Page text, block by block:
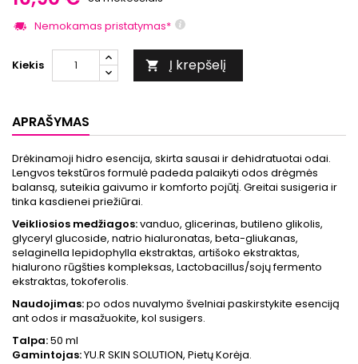
Nemokamas pristatymas*
Kiekis  Į krepšelį
APRAŠYMAS
Drėkinamoji hidro esencija, skirta sausai ir dehidratuotai odai.
Lengvos tekstūros formulė padeda palaikyti odos drėgmės
balansą, suteikia gaivumo ir komforto pojūtį. Greitai susigeria ir
tinka kasdienei priežiūrai.
Veikliosios medžiagos:vanduo, glicerinas, butileno glikolis,
glyceryl glucoside, natrio hialuronatas, beta-gliukanas,
selaginella lepidophylla ekstraktas, artišoko ekstraktas,
hialurono rūgšties kompleksas, Lactobacillus/sojų fermento
ekstraktas, tokoferolis.
Naudojimas:po odos nuvalymo švelniai paskirstykite esenciją
ant odos ir masažuokite, kol susigers.
Talpa:50 ml
Gamintojas:YU.R SKIN SOLUTION, Pietų Korėja.